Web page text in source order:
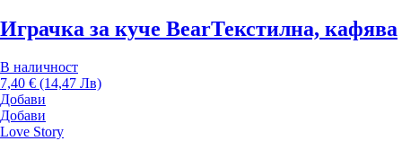
Играчка за куче BearТекстилна, кафява
В наличност
7,40 € (14,47 Лв)
Добави
Добави
Love Story